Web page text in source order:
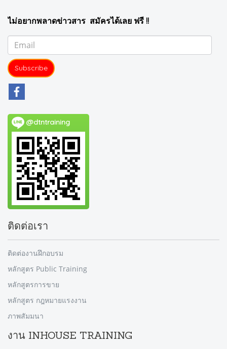
ไม่อยากพลาดข่าวสาร สมัครได้เลย ฟรี !!
Subscribe
@dtntraining
ติดต่อเรา
ติดต่องานฝึกอบรม
หลักสูตร Public Training
หลักสูตรการขาย
หลักสูตร กฎหมายแรงงาน
ภาพสัมมนา
งาน INHOUSE TRAINING